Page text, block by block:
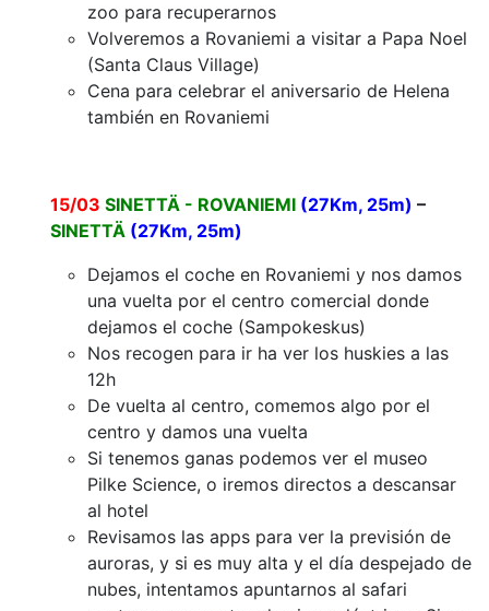
zoo para recuperarnos
Volveremos a Rovaniemi a visitar a Papa Noel
(Santa Claus Village)
Cena para celebrar el aniversario de Helena
también en Rovaniemi
15/03 SINETTÄ - ROVANIEMI (27Km, 25m) –
SINETTÄ (27Km, 25m)
Dejamos el coche en Rovaniemi y nos damos
una vuelta por el centro comercial donde
dejamos el coche (Sampokeskus)
Nos recogen para ir ha ver los huskies a las
12h
De vuelta al centro, comemos algo por el
centro y damos una vuelta
Si tenemos ganas podemos ver el museo
Pilke Science, o iremos directos a descansar
al hotel
Revisamos las apps para ver la previsión de
auroras, y si es muy alta y el día despejado de
nubes, intentamos apuntarnos al safari